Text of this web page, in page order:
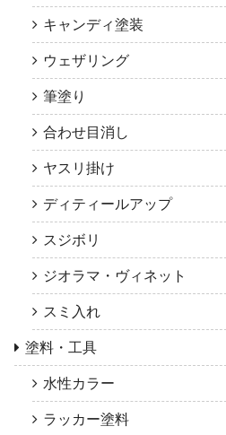
キャンディ塗装
ウェザリング
筆塗り
合わせ目消し
ヤスリ掛け
ディティールアップ
スジボリ
ジオラマ・ヴィネット
スミ入れ
塗料・工具
水性カラー
ラッカー塗料